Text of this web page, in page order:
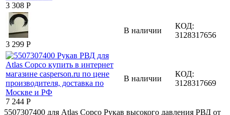
3 308 Р
3 299 Р
В наличии
КОД:
3128317656
7 244 Р
В наличии
КОД:
3128317669
5507307400 для Atlas Copco Рукав высокого давления РВД от